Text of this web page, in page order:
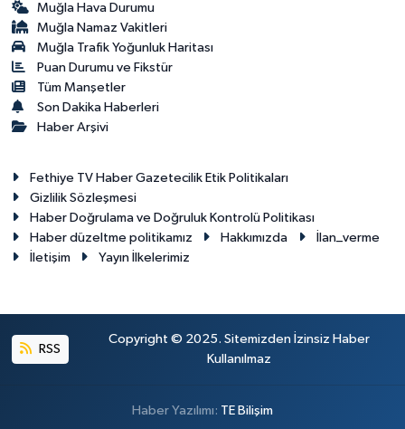
Muğla Hava Durumu
Muğla Namaz Vakitleri
Muğla Trafik Yoğunluk Haritası
Puan Durumu ve Fikstür
Tüm Manşetler
Son Dakika Haberleri
Haber Arşivi
Fethiye TV Haber Gazetecilik Etik Politikaları
Gizlilik Sözleşmesi
Haber Doğrulama ve Doğruluk Kontrolü Politikası
Haber düzeltme politikamız
Hakkımızda
İlan_verme
İletişim
Yayın İlkelerimiz
RSS
Copyright © 2025. Sitemizden İzinsiz Haber
Kullanılmaz
Haber Yazılımı: TE Bilişim